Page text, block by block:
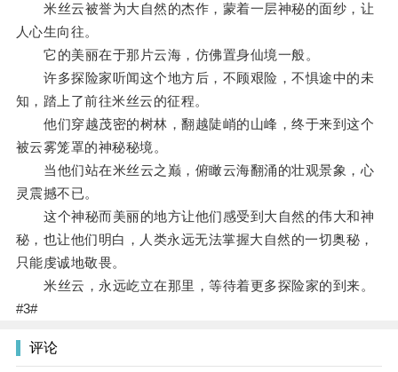
米丝云被誉为大自然的杰作，蒙着一层神秘的面纱，让
人心生向往。
它的美丽在于那片云海，仿佛置身仙境一般。
许多探险家听闻这个地方后，不顾艰险，不惧途中的未
知，踏上了前往米丝云的征程。
他们穿越茂密的树林，翻越陡峭的山峰，终于来到这个
被云雾笼罩的神秘秘境。
当他们站在米丝云之巅，俯瞰云海翻涌的壮观景象，心
灵震撼不已。
这个神秘而美丽的地方让他们感受到大自然的伟大和神
秘，也让他们明白，人类永远无法掌握大自然的一切奥秘，
只能虔诚地敬畏。
米丝云，永远屹立在那里，等待着更多探险家的到来。
#3#
评论